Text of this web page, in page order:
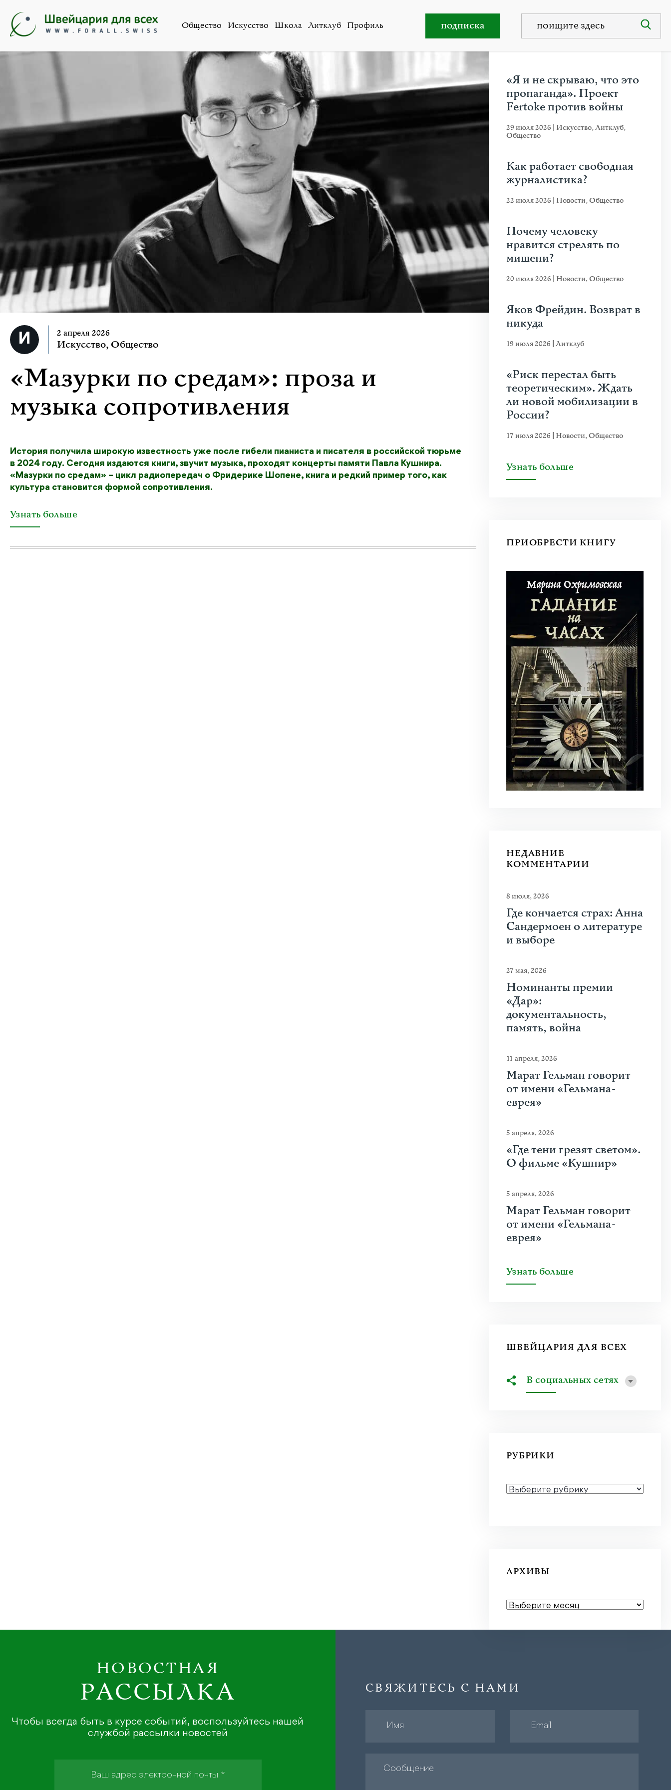
Общество Искусство Школа Литклуб Профиль подписка
2 апреля 2026
Искусство, Общество
«Мазурки по средам»: проза и
музыка сопротивления
История получила широкую известность уже после гибели пианиста и писателя в российской тюрьме
в 2024 году. Сегодня издаются книги, звучит музыка, проходят концерты памяти Павла Кушнира.
«Мазурки по средам» – цикл радиопередач о Фридерике Шопене, книга и редкий пример того, как
культура становится формой сопротивления.
Узнать больше
«Я и не скрываю, что это
пропаганда». Проект
Fertoke против войны
29 июля 2026 Искусство,Литклуб,
Общество
Как работает свободная
журналистика?
22 июля 2026 Новости,Общество
Почему человеку
нравится стрелять по
мишени?
20 июля 2026 Новости,Общество
Яков Фрейдин. Возврат в
никуда
19 июля 2026 Литклуб
«Риск перестал быть
теоретическим». Ждать
ли новой мобилизации в
России?
17 июля 2026 Новости,Общество
Узнать больше
ПРИОБРЕСТИ КНИГУ
НЕДАВНИЕ
КОММЕНТАРИИ
8 июля, 2026
Где кончается страх: Анна
Сандермоен о литературе
и выборе
27 мая, 2026
Номинанты премии
«Дар»:
документальность,
память, война
11 апреля, 2026
Марат Гельман говорит
от имени «Гельмана-
еврея»
5 апреля, 2026
«Где тени грезят светом».
О фильме «Кушнир»
5 апреля, 2026
Марат Гельман говорит
от имени «Гельмана-
еврея»
Узнать больше
ШВЕЙЦАРИЯ ДЛЯ ВСЕХ
В социальных сетях
РУБРИКИ
РУБРИКИ
АРХИВЫ
АРХИВЫ
НОВОСТНАЯ
РАССЫЛКА
Чтобы всегда быть в курсе событий, воспользуйтесь нашей
службой рассылки новостей
СВЯЖИТЕСЬ С НАМИ